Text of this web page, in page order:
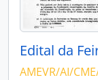
Edital da
AMEVR/AI/